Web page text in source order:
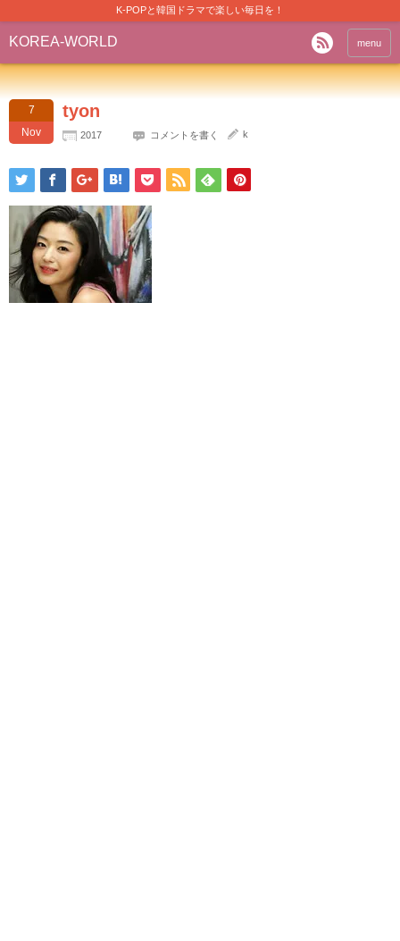
K-POPと韓国ドラマで楽しい毎日を！
KOREA-WORLD menu
7
Nov
tyon
2017 コメントを書く k